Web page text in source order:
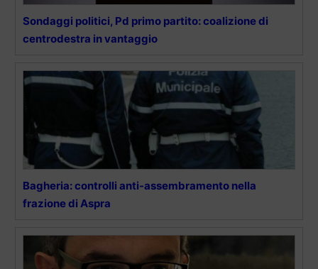
Sondaggi politici, Pd primo partito: coalizione di
centrodestra in vantaggio
Bagheria: controlli anti-assembramento nella
frazione di Aspra